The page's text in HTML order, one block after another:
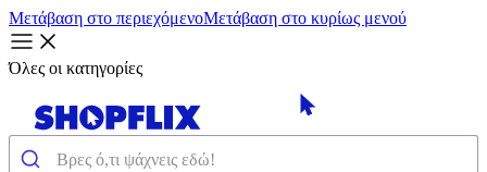
Μετάβαση στο περιεχόμενοΜετάβαση στο κυρίως μενού
Όλες οι κατηγορίες